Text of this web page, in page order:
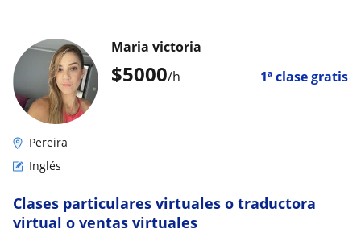
$5000/h 1ª clase gratis
Maria victoria
Pereira
Inglés
Clases particulares virtuales o traductora
virtual o ventas virtuales